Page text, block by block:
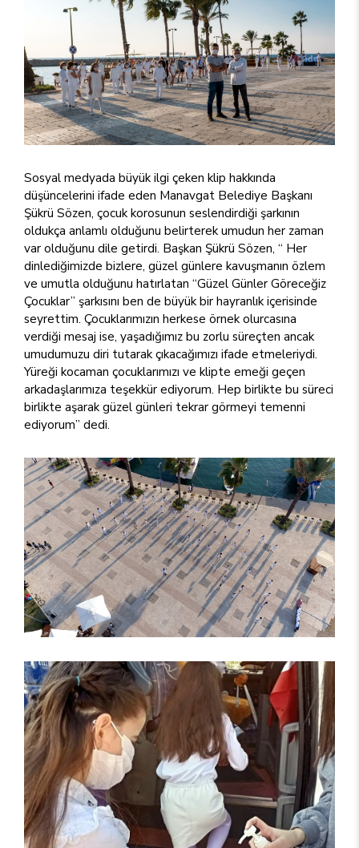
Sosyal medyada büyük ilgi çeken klip hakkında
düşüncelerini ifade eden Manavgat Belediye Başkanı
Şükrü Sözen, çocuk korosunun seslendirdiği şarkının
oldukça anlamlı olduğunu belirterek umudun her zaman
var olduğunu dile getirdi. Başkan Şükrü Sözen, “ Her
dinlediğimizde bizlere, güzel günlere kavuşmanın özlem
ve umutla olduğunu hatırlatan “Güzel Günler Göreceğiz
Çocuklar” şarkısını ben de büyük bir hayranlık içerisinde
seyrettim. Çocuklarımızın herkese örnek olurcasına
verdiği mesaj ise, yaşadığımız bu zorlu süreçten ancak
umudumuzu diri tutarak çıkacağımızı ifade etmeleriydi.
Yüreği kocaman çocuklarımızı ve klipte emeği geçen
arkadaşlarımıza teşekkür ediyorum. Hep birlikte bu süreci
birlikte aşarak güzel günleri tekrar görmeyi temenni
ediyorum” dedi.